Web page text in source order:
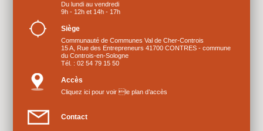
Du lundi au vendredi
9h - 12h et 14h - 17h
Siège
Communauté de Communes Val de Cher-Controis
15 A, Rue des Entrepreneurs 41700 CONTRES - commune
du Controis-en-Sologne
Tél. : 02 54 79 15 50
Accès
Cliquez ici pour voir le plan d’accès
Contact